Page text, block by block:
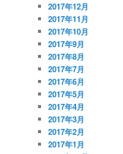
2017年12月
2017年11月
2017年10月
2017年9月
2017年8月
2017年7月
2017年6月
2017年5月
2017年4月
2017年3月
2017年2月
2017年1月